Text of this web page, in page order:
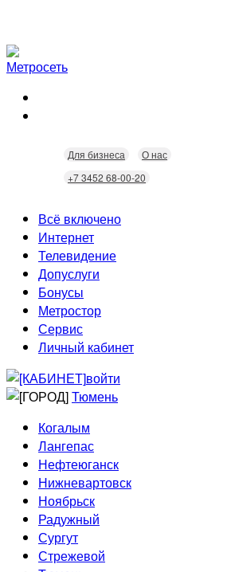
Для бизнеса
О нас
+7 3452 68-00-20
Всё включено
Интернет
Скорость
Безопасность
Wi-Fi
Технологии
Телевидение
Кабельное ТВ
Интерактивное ТВ
Допуслуги
Видеонаблюдение
Домофония
Бонусы
Статусы
Бонусы
Скидки
Метростор
Сервис
Неисправности
Домовые сети
Личный кабинет
войти
Тюмень
Когалым
Лангепас
Нефтеюганск
Нижневартовск
Ноябрьск
Радужный
Сургут
Стрежевой